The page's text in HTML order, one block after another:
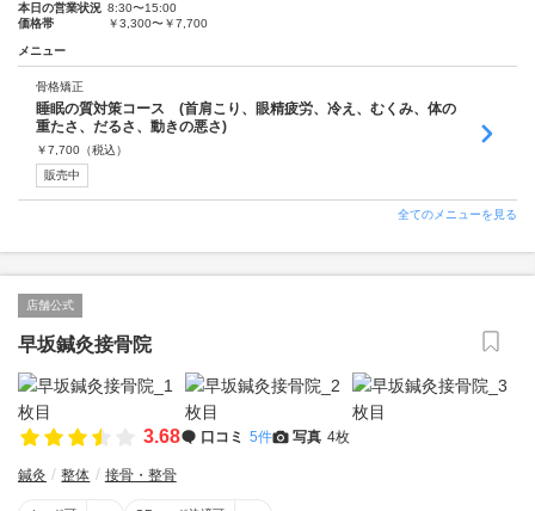
本日の営業状況 8:30〜15:00
価格帯
￥3,300〜￥7,700
メニュー
骨格矯正
睡眠の質対策コース (首肩こり、眼精疲労、冷え、むくみ、体の
重たさ、だるさ、動きの悪さ)
￥7,700 （税込）
販売中
全てのメニューを見る
店舗公式
早坂鍼灸接骨院
3.68 口コミ 5件 写真 4枚
鍼灸 整体 接骨・整骨